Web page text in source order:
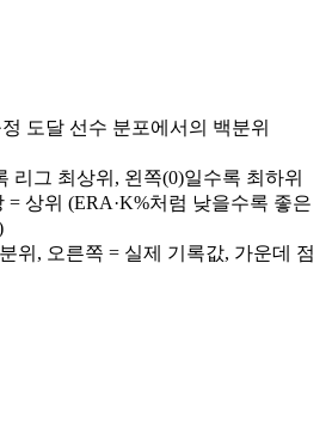
도달 선수 분포에서의 백분위
리그 최상위, 왼쪽(0)일수록 최하위
= 상위 (ERA·K%처럼 낮을수록 좋은
위, 오른쪽 = 실제 기록값, 가운데 점